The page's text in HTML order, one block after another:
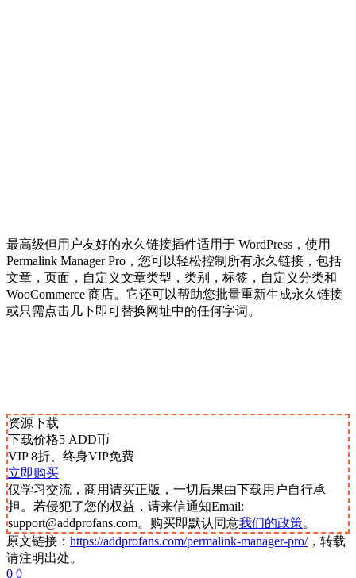
最高级但用户友好的永久链接插件适用于 WordPress，使用
Permalink Manager Pro，您可以轻松控制所有永久链接，包括
文章，页面，自定义文章类型，类别，标签，自定义分类和
WooCommerce 商店。它还可以帮助您批量重新生成永久链接
或只需点击几下即可替换网址中的任何字词。
资源下载
下载价格5 ADD币
VIP 8折、终身VIP免费
立即购买
仅学习交流，商用请买正版，一切后果由下载用户自行承
担。若侵犯了您的权益，请来信通知Email:
support@addprofans.com。购买即默认同意我们的政策。
原文链接： https://addprofans.com/permalink-manager-pro/，转载
请注明出处。
0 0